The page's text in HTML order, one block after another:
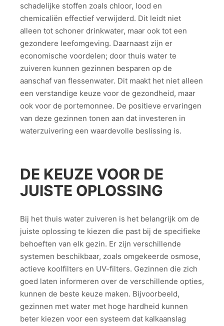
schadelijke stoffen zoals chloor, lood en
chemicaliën effectief verwijderd. Dit leidt niet
alleen tot schoner drinkwater, maar ook tot een
gezondere leefomgeving. Daarnaast zijn er
economische voordelen; door thuis water te
zuiveren kunnen gezinnen besparen op de
aanschaf van flessenwater. Dit maakt het niet alleen
een verstandige keuze voor de gezondheid, maar
ook voor de portemonnee. De positieve ervaringen
van deze gezinnen tonen aan dat investeren in
waterzuivering een waardevolle beslissing is.
DE KEUZE VOOR DE
JUISTE OPLOSSING
Bij het thuis water zuiveren is het belangrijk om de
juiste oplossing te kiezen die past bij de specifieke
behoeften van elk gezin. Er zijn verschillende
systemen beschikbaar, zoals omgekeerde osmose,
actieve koolfilters en UV-filters. Gezinnen die zich
goed laten informeren over de verschillende opties,
kunnen de beste keuze maken. Bijvoorbeeld,
gezinnen met water met hoge hardheid kunnen
beter kiezen voor een systeem dat kalkaanslag